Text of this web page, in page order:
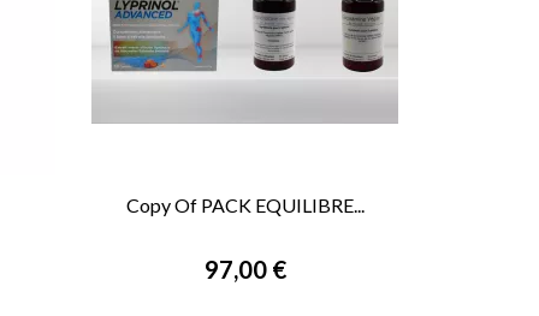
Copy Of PACK EQUILIBRE...
97,00 €